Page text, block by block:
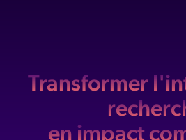
Transformer
en impact